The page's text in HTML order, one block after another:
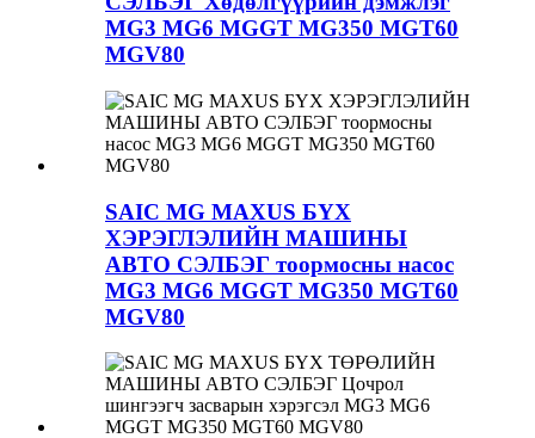
MG3 MG6 MGGT MG350 MGT60
MGV80
SAIC MG MAXUS БҮХ
ХЭРЭГЛЭЛИЙН МАШИНЫ
АВТО СЭЛБЭГ тоормосны насос
MG3 MG6 MGGT MG350 MGT60
MGV80